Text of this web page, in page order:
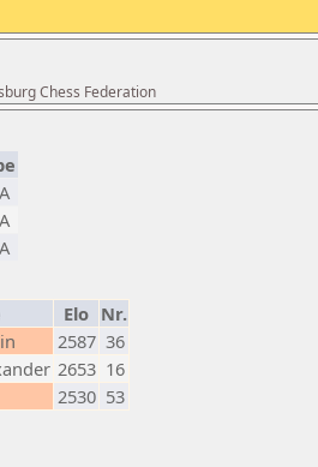
Chess Federation
Elo Nr.
2587 36
2653 16
2530 53